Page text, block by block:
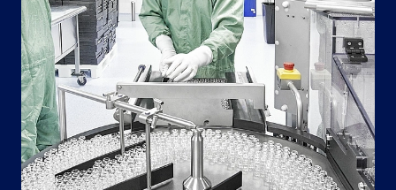
News &Insights
Karriere